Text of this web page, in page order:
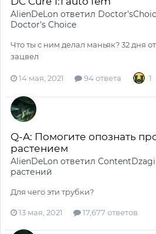
AlienDeLon ответил
Doctor's Choice
Что ты с ним делал маньяк? 32 дня
зацвел
14 мая, 2021 94 ответа 1
Q-A: Помогите опознать
растением
AlienDeLon ответил ContentDzagi
растений
Для чего эти трубки?
13 мая, 2021 17,677 ответов